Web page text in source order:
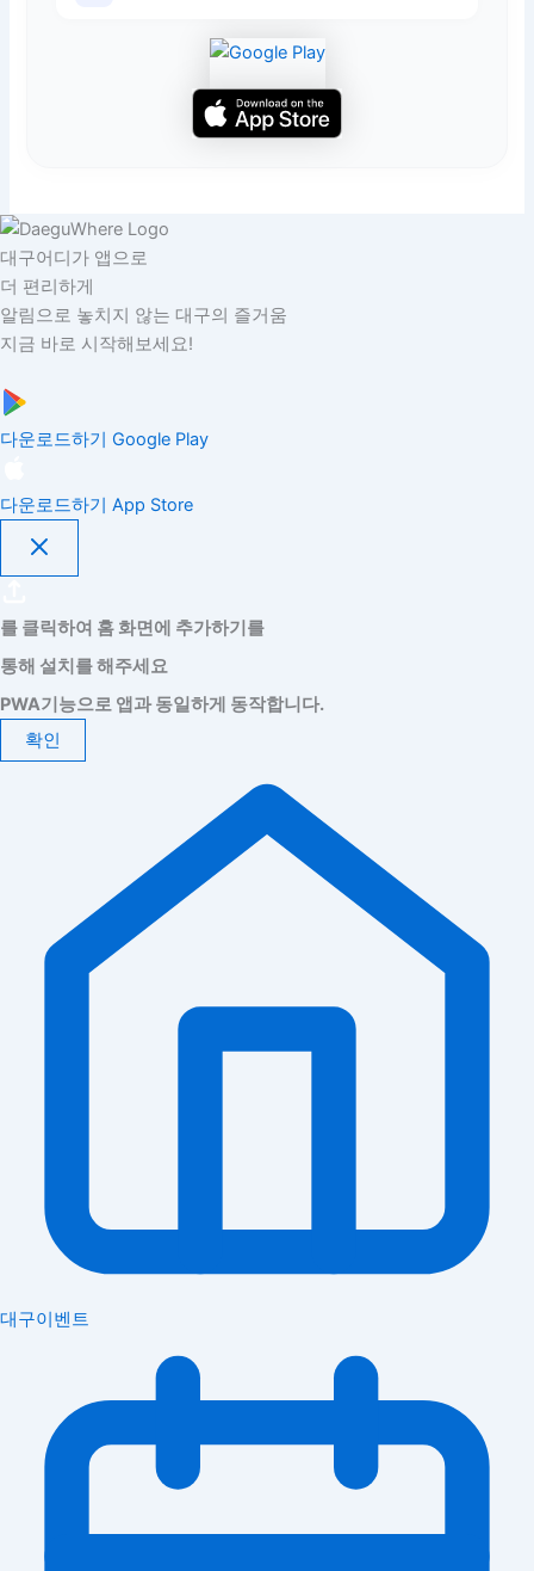
대구어디가 앱으로
더 편리하게
알림으로 놓치지 않는 대구의 즐거움
지금 바로 시작해보세요!
다운로드하기 Google Play
다운로드하기 App Store
를 클릭하여 홈 화면에 추가하기를
통해 설치를 해주세요
PWA기능으로 앱과 동일하게 동작합니다.
확인
대구이벤트